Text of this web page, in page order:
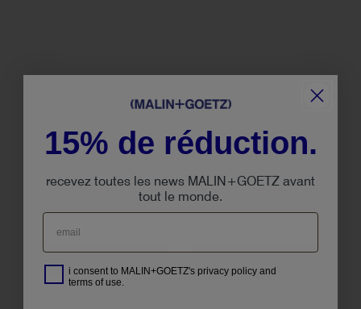
shampooing à la
menthe poivrée.
camomille.
15% de réduction.
recevez toutes les news MALIN+GOETZ avant
tout le monde.
i consent to MALIN+GOETZ's privacy policy and
terms of use.